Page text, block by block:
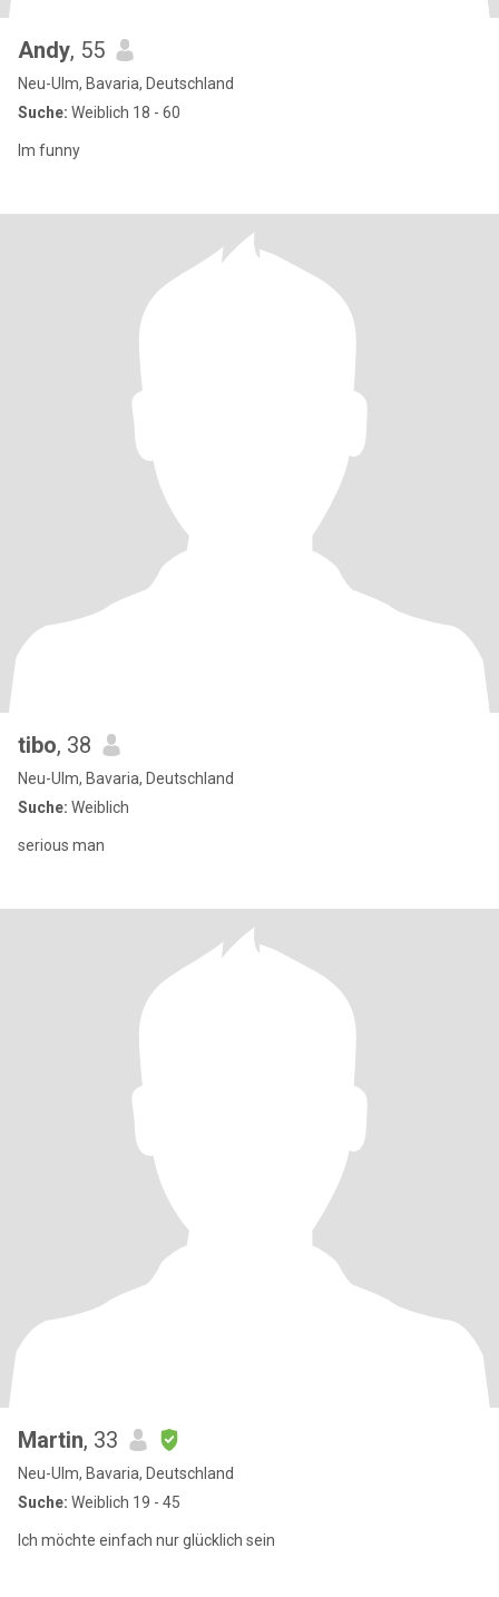
Andy, 55
Neu-Ulm, Bavaria, Deutschland
Suche: Weiblich 18 - 60
Im funny
tibo, 38
Neu-Ulm, Bavaria, Deutschland
Suche: Weiblich
serious man
Martin, 33
Neu-Ulm, Bavaria, Deutschland
Suche: Weiblich 19 - 45
Ich möchte einfach nur glücklich sein